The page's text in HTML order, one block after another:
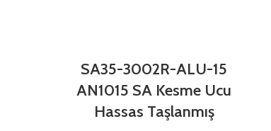
SA35-3002R-ALU-15
AN1015 SA Kesme Ucu
Hassas Taşlanmış